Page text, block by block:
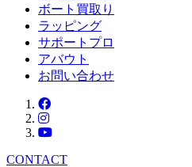
ボート買取り
ラッピング
サポートプロ
アバウト
お問い合わせ
CONTACT